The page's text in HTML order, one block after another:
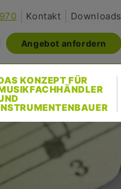
Kontakt Downloads
Angebot anfordern
KONZEPT FÜR